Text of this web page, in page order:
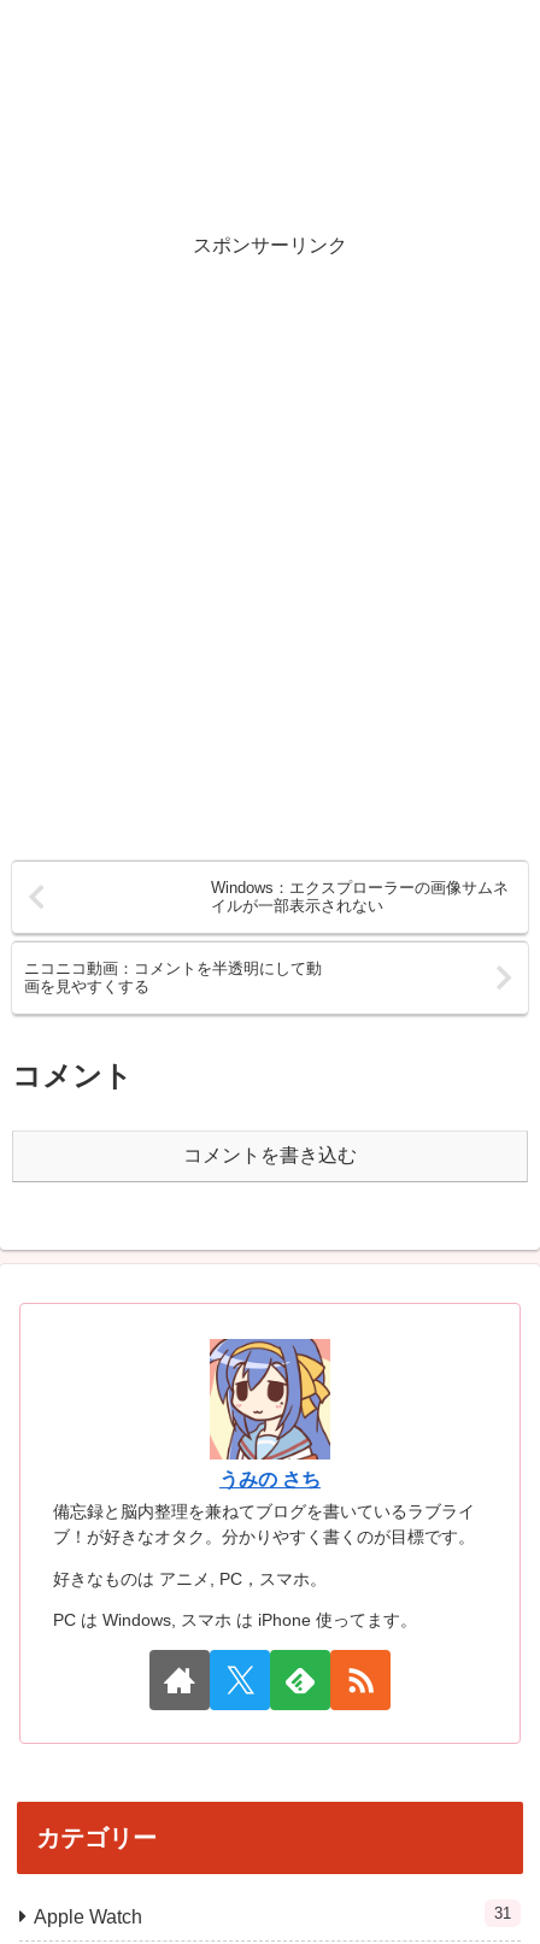
スポンサーリンク
Windows：エクスプローラーの画像サムネ
イルが一部表示されない
ニコニコ動画：コメントを半透明にして動
画を見やすくする
コメント
コメントを書き込む
うみの さち
備忘録と脳内整理を兼ねてブログを書いているラブライ
ブ！が好きなオタク。分かりやすく書くのが目標です。
好きなものは アニメ, PC，スマホ。
PC は Windows, スマホ は iPhone 使ってます。
カテゴリー
Apple Watch 31